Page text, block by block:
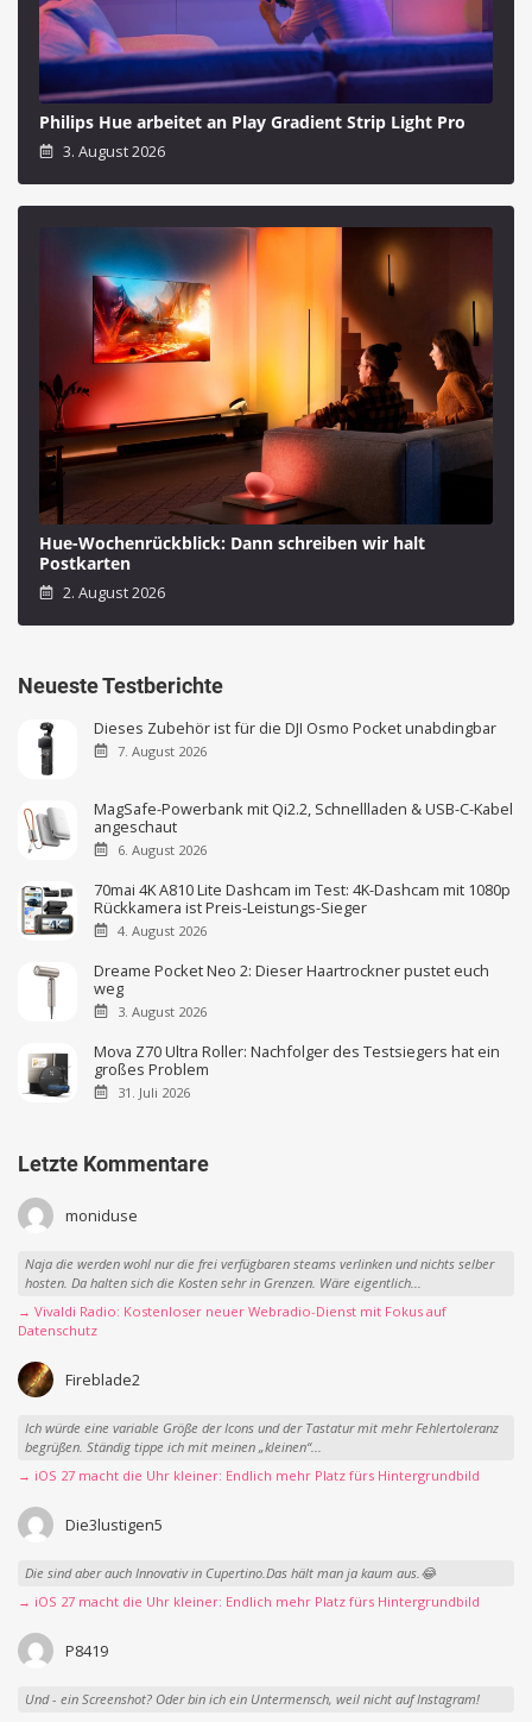
Philips Hue arbeitet an Play Gradient Strip Light Pro
3. August 2026
Hue-Wochenrückblick: Dann schreiben wir halt
Postkarten
2. August 2026
Neueste Testberichte
Dieses Zubehör ist für die DJI Osmo Pocket unabdingbar
7. August 2026
MagSafe-Powerbank mit Qi2.2, Schnellladen & USB-C-Kabel
angeschaut
6. August 2026
70mai 4K A810 Lite Dashcam im Test: 4K-Dashcam mit 1080p
Rückkamera ist Preis-Leistungs-Sieger
4. August 2026
Dreame Pocket Neo 2: Dieser Haartrockner pustet euch
weg
3. August 2026
Mova Z70 Ultra Roller: Nachfolger des Testsiegers hat ein
großes Problem
31. Juli 2026
Letzte Kommentare
moniduse
Naja die werden wohl nur die frei verfügbaren steams verlinken und nichts selber
hosten. Da halten sich die Kosten sehr in Grenzen. Wäre eigentlich...
→ Vivaldi Radio: Kostenloser neuer Webradio-Dienst mit Fokus auf
Datenschutz
Fireblade2
Ich würde eine variable Größe der Icons und der Tastatur mit mehr Fehlertoleranz
begrüßen. Ständig tippe ich mit meinen „kleinen“...
→ iOS 27 macht die Uhr kleiner: Endlich mehr Platz fürs Hintergrundbild
Die3lustigen5
Die sind aber auch Innovativ in Cupertino.Das hält man ja kaum aus.😂
→ iOS 27 macht die Uhr kleiner: Endlich mehr Platz fürs Hintergrundbild
P8419
Und - ein Screenshot? Oder bin ich ein Untermensch, weil nicht auf Instagram!